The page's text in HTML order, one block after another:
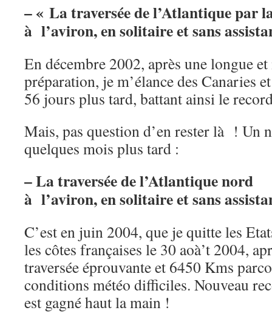
– « La traversée de l’Atlantique par
à l’aviron, en solitaire et sans
En décembre 2002, après une longue
préparation, je m’élance des Canaries
56 jours plus tard, battant ainsi le
Mais, pas question d’en rester là ! Un
quelques mois plus tard :
– La traversée de l’Atlantique nord
à l’aviron, en solitaire et sans
C’est en juin 2004, que je quitte les
les côtes françaises le 30 aoà’t 2004,
traversée éprouvante et 6450 Kms
conditions météo difficiles. Nouveau
est gagné haut la main !